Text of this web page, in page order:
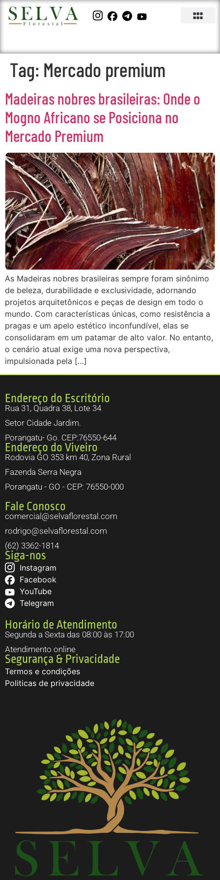
Tag: Mercado premium
Madeiras nobres brasileiras: Onde o
Mogno Africano se Posiciona no
Mercado Premium
As Madeiras nobres brasileiras sempre foram sinônimo
de beleza, durabilidade e exclusividade, adornando
projetos arquitetônicos e peças de design em todo o
mundo. Com características únicas, como resistência a
pragas e um apelo estético inconfundível, elas se
consolidaram em um patamar de alto valor. No entanto,
o cenário atual exige uma nova perspectiva,
impulsionada pela […]
Endereço do Escritório
Rua 31, Quadra 38, Lote 34
Setor Cidade Jardim.
Porangatu- Go. CEP:76550-644
Endereço do Viveiro
Rodovia GO 353 km 40, Zona Rural
Fazenda Serra Negra
Porangatu - GO - CEP: 76550-000
Fale Conosco
comercial@selvaflorestal.com
rodrigo@selvaflorestal.com
(62) 3362-1814
Siga-nos
Instagram
Facebook
YouTube
Telegram
Horário de Atendimento
Segunda a Sexta das 08:00 às 17:00
Atendimento online
Segurança & Privacidade
Termos e condições
Politicas de privacidade